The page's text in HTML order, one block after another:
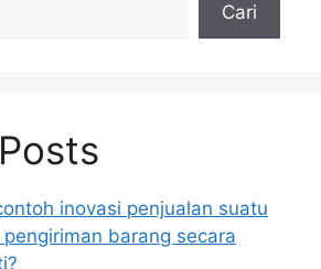
Cari
inovasi penjualan suatu
barang secara